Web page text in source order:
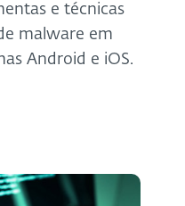
e técnicas
malware em
Android e iOS.